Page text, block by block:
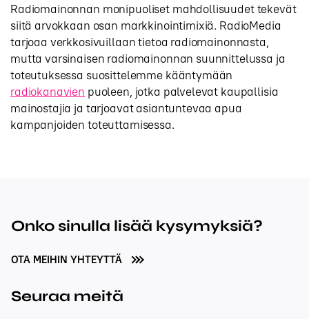
Radiomainonnan monipuoliset mahdollisuudet tekevät
siitä arvokkaan osan markkinointimixiä. RadioMedia
tarjoaa verkkosivuillaan tietoa radiomainonnasta,
mutta varsinaisen radiomainonnan suunnittelussa ja
toteutuksessa suosittelemme kääntymään
radiokanavien puoleen, jotka palvelevat kaupallisia
mainostajia ja tarjoavat asiantuntevaa apua
kampanjoiden toteuttamisessa.
Onko sinulla lisää kysymyksiä?
OTA MEIHIN YHTEYTTÄ
Seuraa meitä